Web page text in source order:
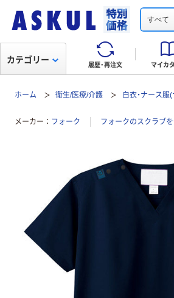
すべて
履歴・再注文 マイカ
カテゴリー
ホーム 衛生/医療/介護 白衣・ナース
メーカー フォーク フォークのスクラブ